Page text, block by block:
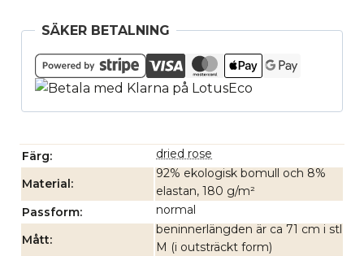
SÄKER BETALNING
Färg dried rose
Material
92% ekologisk bomull och 8%
elastan, 180 g/m²
Passform
normal
Mått
beninnerlängden är ca 71 cm i stl
M (i outsträckt form)